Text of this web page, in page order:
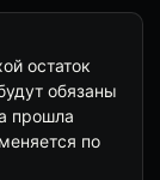
остаток
обязаны
прошла
по